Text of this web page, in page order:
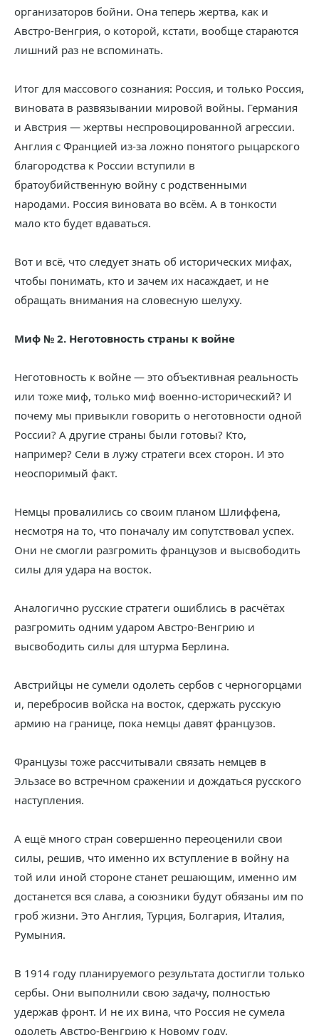
организаторов бойни. Она теперь жертва, как и
Австро-Венгрия, о которой, кстати, вообще стараются
лишний раз не вспоминать.
Итог для массового сознания: Россия, и только Россия,
виновата в развязывании мировой войны. Германия
и Австрия — жертвы неспровоцированной агрессии.
Англия с Францией из-за ложно понятого рыцарского
благородства к России вступили в
братоубийственную войну с родственными
народами. Россия виновата во всём. А в тонкости
мало кто будет вдаваться.
Вот и всё, что следует знать об исторических мифах,
чтобы понимать, кто и зачем их насаждает, и не
обращать внимания на словесную шелуху.
Миф № 2. Неготовность страны к войне
Неготовность к войне — это объективная реальность
или тоже миф, только миф военно-исторический? И
почему мы привыкли говорить о неготовности одной
России? А другие страны были готовы? Кто,
например? Сели в лужу стратеги всех сторон. И это
неоспоримый факт.
Немцы провалились со своим планом Шлиффена,
несмотря на то, что поначалу им сопутствовал успех.
Они не смогли разгромить французов и высвободить
силы для удара на восток.
Аналогично русские стратеги ошиблись в расчётах
разгромить одним ударом Австро-Венгрию и
высвободить силы для штурма Берлина.
Австрийцы не сумели одолеть сербов с черногорцами
и, перебросив войска на восток, сдержать русскую
армию на границе, пока немцы давят французов.
Французы тоже рассчитывали связать немцев в
Эльзасе во встречном сражении и дождаться русского
наступления.
А ещё много стран совершенно переоценили свои
силы, решив, что именно их вступление в войну на
той или иной стороне станет решающим, именно им
достанется вся слава, а союзники будут обязаны им по
гроб жизни. Это Англия, Турция, Болгария, Италия,
Румыния.
В 1914 году планируемого результата достигли только
сербы. Они выполнили свою задачу, полностью
удержав фронт. И не их вина, что Россия не сумела
одолеть Австро-Венгрию к Новому году.